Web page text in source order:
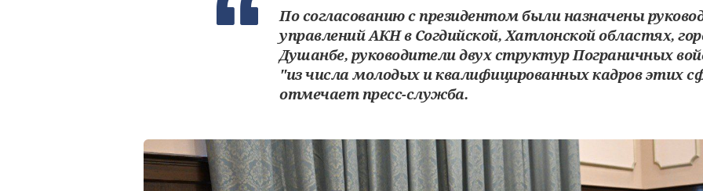
По согласованию с президентом были назначены
управлений АКН в Согдийской, Хатлонской областях,
Душанбе, руководители двух структур Пограничных
"из числа молодых и квалифицированных кадров этих
отмечает пресс-служба.